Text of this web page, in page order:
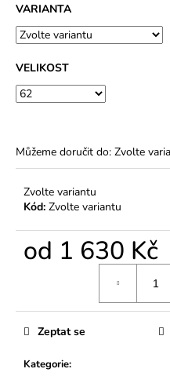
VARIANTA
VELIKOST
Můžeme doručit do: Zvolte
Zvolte variantu
Kód: Zvolte variantu
od 1 630 Kč
Kategorie:
Zeptat se